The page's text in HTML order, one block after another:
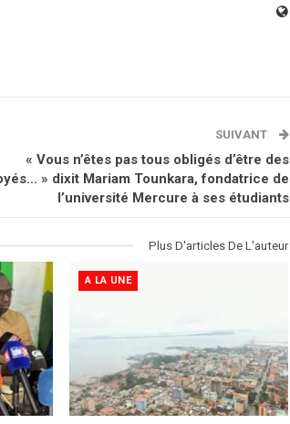
SUIVANT
« Vous n’êtes pas tous obligés d’être des
» dixit Mariam Tounkara, fondatrice de
l’université Mercure à ses étudiants
Plus D'articles De L'auteur
A LA UNE